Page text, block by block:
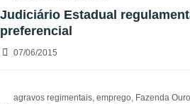
Judiciário Estadual
preferencial
07/06/2015
agravos regimentais, emprego, Fazenda